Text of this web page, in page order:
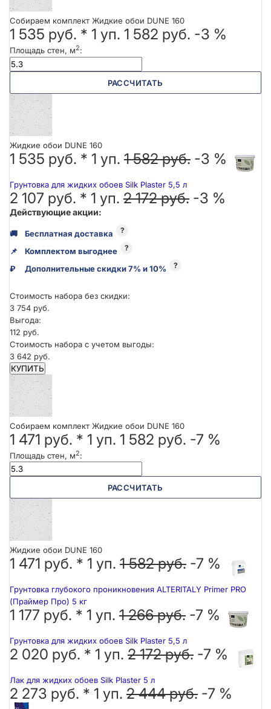
Собираем комплект Жидкие обои DUNE 160
1 535 руб. * 1 уп. 1 582 руб. -3 %
Площадь стен, м2:
РАССЧИТАТЬ
Жидкие обои DUNE 160
1 535 руб. * 1 уп. 1 582 руб. -3 %
Грунтовка для жидких обоев Silk Plaster 5,5 л
2 107 руб. * 1 уп. 2 172 руб. -3 %
Действующие акции:
🚚 Бесплатная доставка ?
📌 Комплектом выгоднее ?
₽ Дополнительные скидки 7% и 10% ?
Стоимость набора без скидки:
3 754 руб.
Выгода:
112 руб.
Стоимость набора с учетом выгоды:
3 642 руб.
КУПИТЬ
Собираем комплект Жидкие обои DUNE 160
1 471 руб. * 1 уп. 1 582 руб. -7 %
Площадь стен, м2:
РАССЧИТАТЬ
Жидкие обои DUNE 160
1 471 руб. * 1 уп. 1 582 руб. -7 %
Грунтовка глубокого проникновения ALTERITALY Primer PRO
(Праймер Про) 5 кг
1 177 руб. * 1 уп. 1 266 руб. -7 %
Грунтовка для жидких обоев Silk Plaster 5,5 л
2 020 руб. * 1 уп. 2 172 руб. -7 %
Лак для жидких обоев Silk Plaster 5 л
2 273 руб. * 1 уп. 2 444 руб. -7 %